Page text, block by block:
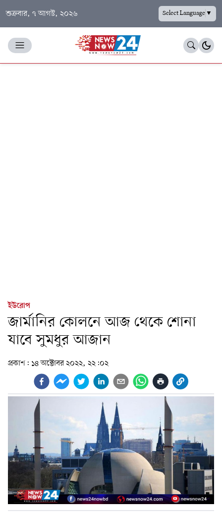
শুক্রবার, ৭ আগস্ট, ২০২৬ Select Language▼
ইউরোপ
জার্মানির কোলনে আজ থেকে শোনা
যাবে সুমধুর আজান
প্রকাশ: ১৪ অক্টোবর ২০২২, ২২:০২